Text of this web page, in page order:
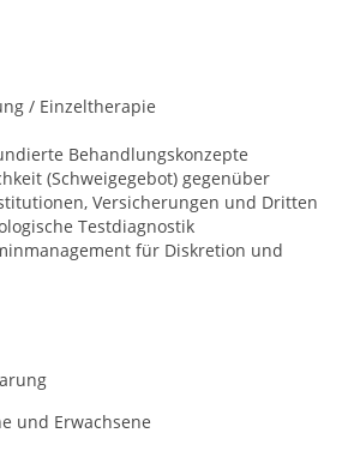
/ Einzeltherapie
Behandlungskonzepte
(Schweigegebot) gegenüber
Versicherungen und Dritten
Testdiagnostik
für Diskretion und
und Erwachsene